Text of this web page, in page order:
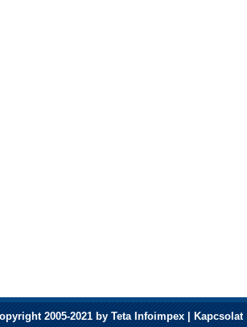
2005-2021 by Teta Infoimpex | Kapcsolat|